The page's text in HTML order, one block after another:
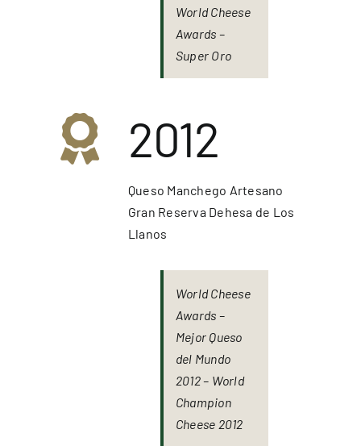
World Cheese
Awards –
Super Oro
2012
Queso Manchego Artesano
Gran Reserva Dehesa de Los
Llanos
World Cheese
Awards –
Mejor Queso
del Mundo
2012 – World
Champion
Cheese 2012